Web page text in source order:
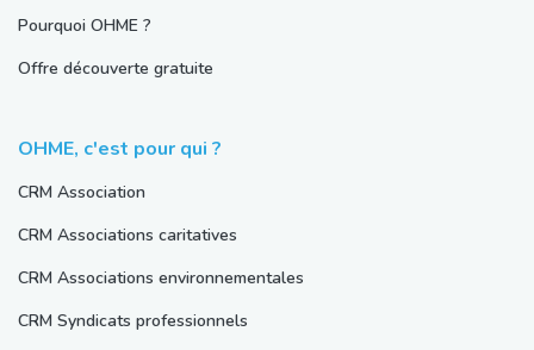
Pourquoi OHME ?
Offre découverte gratuite
OHME, c'est pour qui ?
CRM Association
CRM Associations caritatives
CRM Associations environnementales
CRM Syndicats professionnels